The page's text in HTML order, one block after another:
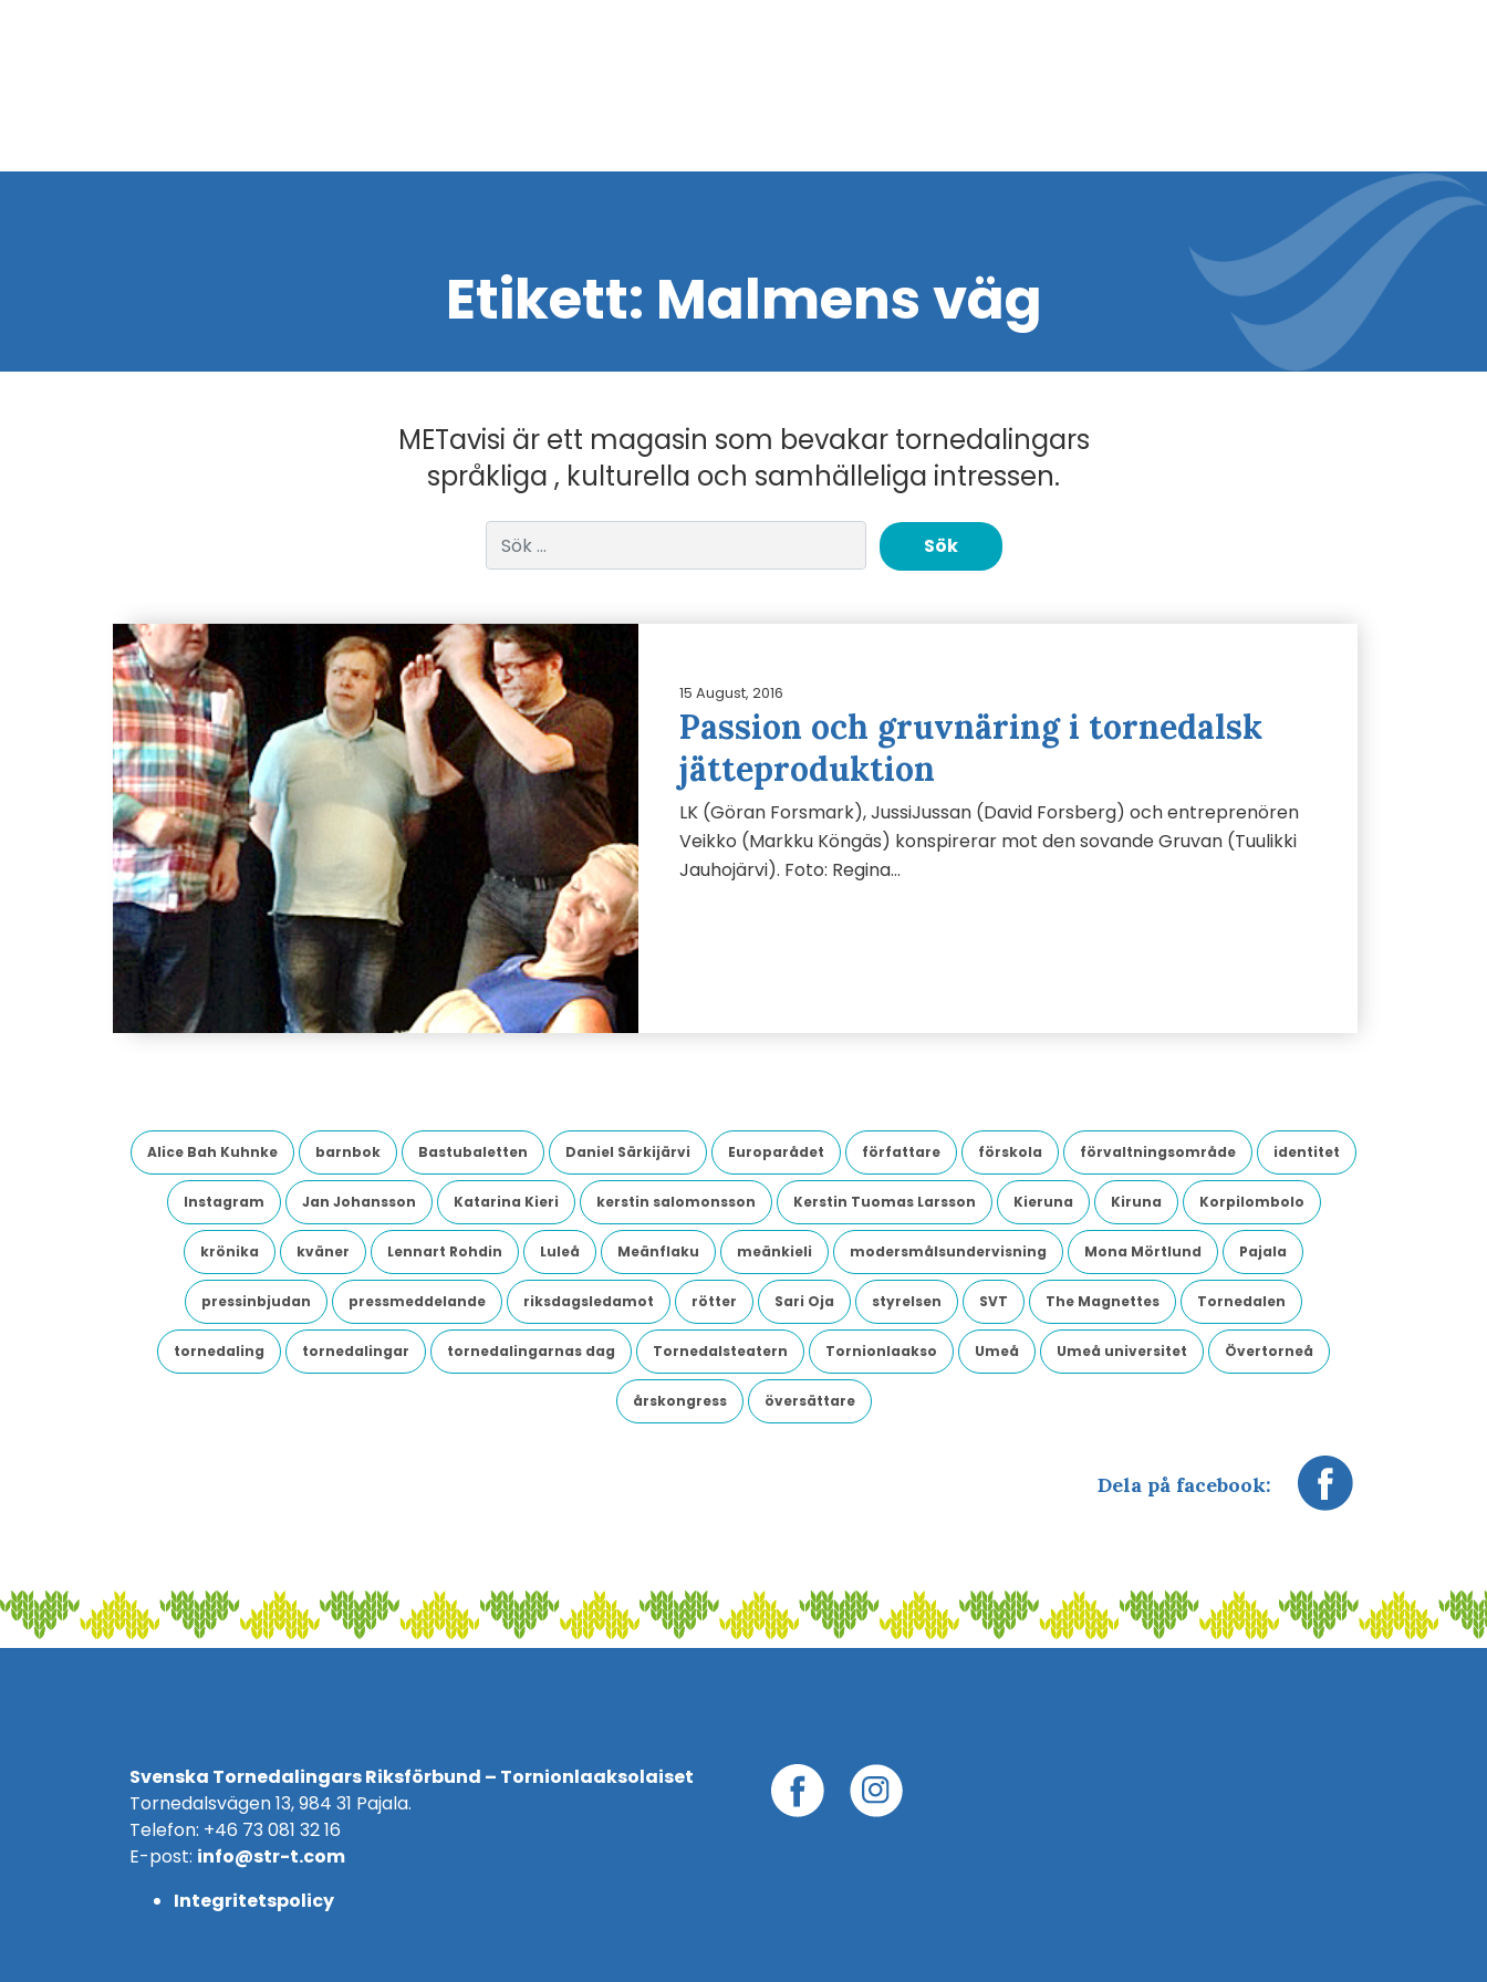
Etikett: Malmens väg
METavisi är ett magasin som bevakar tornedalingars
språkliga , kulturella och samhälleliga intressen.
15 August, 2016
Passion och gruvnäring i tornedalsk
jätteproduktion
LK (Göran Forsmark), JussiJussan (David Forsberg) och entreprenören
Veikko (Markku Köngäs) konspirerar mot den sovande Gruvan (Tuulikki
Jauhojärvi). Foto: Regina…
Alice Bah Kuhnke barnbok Bastubaletten Daniel Särkijärvi Europarådet författare förskola förvaltningsområde identitet
Instagram Jan Johansson Katarina Kieri kerstin salomonsson Kerstin Tuomas Larsson Kieruna Kiruna Korpilombolo
krönika kväner Lennart Rohdin Luleå Meänflaku meänkieli modersmålsundervisning Mona Mörtlund Pajala
pressinbjudan pressmeddelande riksdagsledamot rötter Sari Oja styrelsen SVT The Magnettes Tornedalen
tornedaling tornedalingar tornedalingarnas dag Tornedalsteatern Tornionlaakso Umeå Umeå universitet Övertorneå
årskongress översättare
Dela på facebook:
Svenska Tornedalingars Riksförbund – Tornionlaaksolaiset
Tornedalsvägen 13, 984 31 Pajala.
Telefon: +46 73 081 32 16
E-post: info@str-t.com
Integritetspolicy